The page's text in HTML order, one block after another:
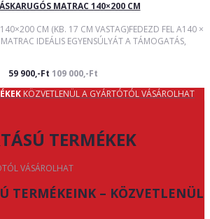
MATRAC 140×200 CM
CM (KB. 17 CM VASTAG)FEDEZD FEL A140 ×
IDEÁLIS EGYENSÚLYÁT A TÁMOGATÁS,
59 900,-Ft 109 000,-Ft
KÖZVETLENÜL A GYÁRTÓTÓL VÁSÁROLHAT
TERMÉKEK
VÁSÁROLHAT
TERMÉKEINK – KÖZVETLENÜL